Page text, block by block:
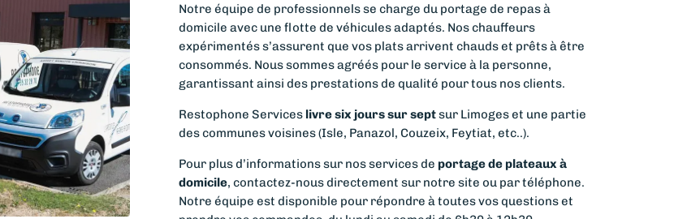
Notre équipe de professionnels se charge du portage de repas à
domicile avec une flotte de véhicules adaptés. Nos chauffeurs
expérimentés s’assurent que vos plats arrivent chauds et prêts à être
consommés. Nous sommes agréés pour le service à la personne,
garantissant ainsi des prestations de qualité pour tous nos clients.
Restophone Services livre six jours sur septsur Limoges et une partie
des communes voisines (Isle, Panazol, Couzeix, Feytiat, etc..).
Pour plus d’informations sur nos services de portage de plateaux à
domicile, contactez-nous directement sur notre site ou par téléphone.
Notre équipe est disponible pour répondre à toutes vos questions et